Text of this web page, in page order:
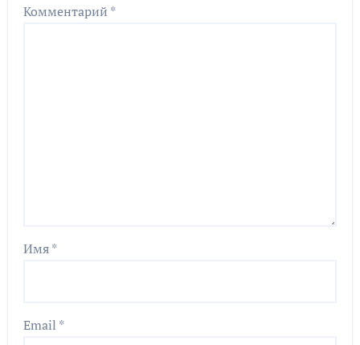
Комментарий *
Имя*
Email *